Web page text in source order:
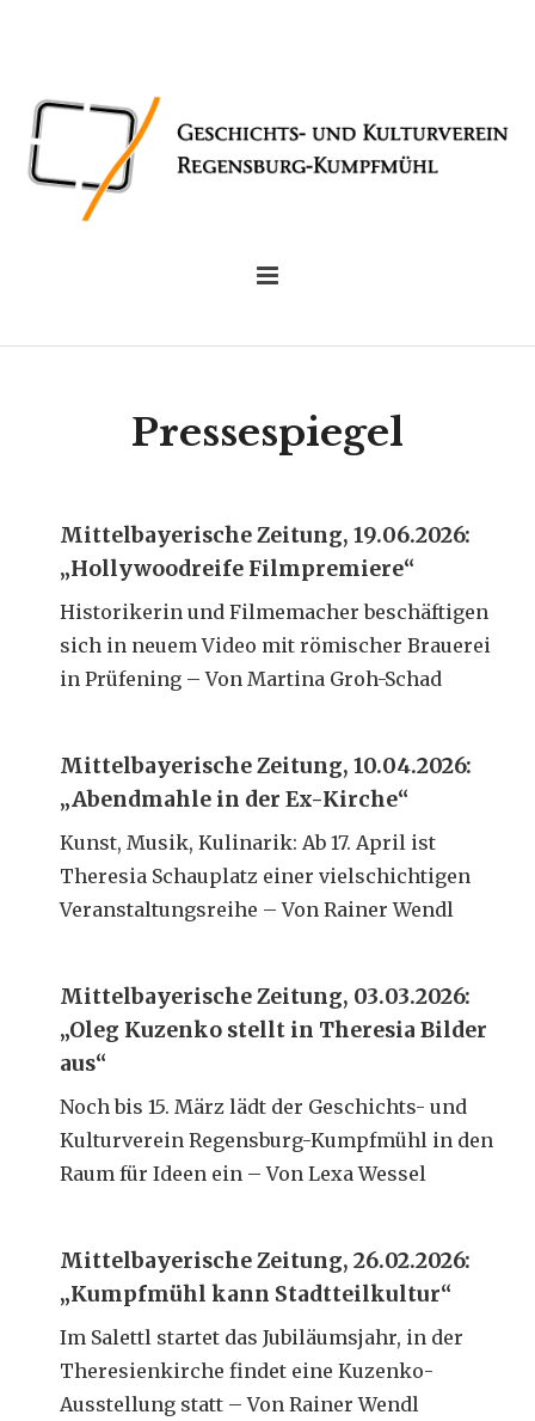
Pressespiegel
Mittelbayerische Zeitung, 19.06.2026:
„Hollywoodreife Filmpremiere“
Historikerin und Filmemacher beschäftigen
sich in neuem Video mit römischer Brauerei
in Prüfening – Von Martina Groh-Schad
Mittelbayerische Zeitung, 10.04.2026:
„Abendmahle in der Ex-Kirche“
Kunst, Musik, Kulinarik: Ab 17. April ist
Theresia Schauplatz einer vielschichtigen
Veranstaltungsreihe – Von Rainer Wendl
Mittelbayerische Zeitung, 03.03.2026:
„Oleg Kuzenko stellt in Theresia Bilder
aus“
Noch bis 15. März lädt der Geschichts- und
Kulturverein Regensburg-Kumpfmühl in den
Raum für Ideen ein – Von Lexa Wessel
Mittelbayerische Zeitung, 26.02.2026:
„Kumpfmühl kann Stadtteilkultur“
Im Salettl startet das Jubiläumsjahr, in der
Theresienkirche findet eine Kuzenko-
Ausstellung statt – Von Rainer Wendl